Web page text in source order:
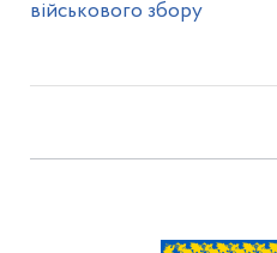
військового збору